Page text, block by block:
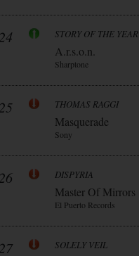
24 STORY OF THE YEAR
A.r.s.o.n.
Sharptone
25 THOMAS RAGGI
Masquerade
Sony
26 DISPYRIA
Master Of Mirrors
El Puerto Records
27 SOLELY VEIL